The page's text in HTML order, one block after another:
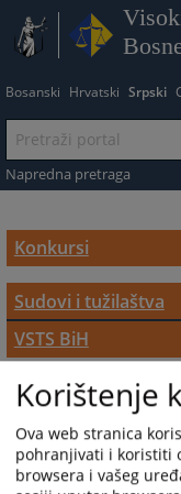
Bosanski Hrvatski Srpski
Napredna pretraga
Konkursi
Sudovi i tužilaštva
Modul za online
Otvoreni konkursi
Obrazac programa
rukovodne pozicije
VSTS BiH
Prijavni materijal
Otvoreni konkursi u
Pravilnik o
konkursa
Korištenje
Ova web stranica
pohranjivati i koristiti
browsera i vašeg